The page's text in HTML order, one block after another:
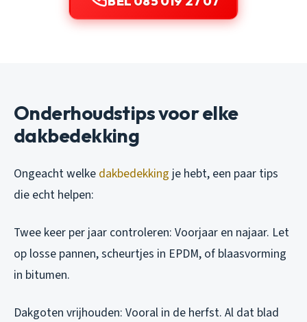
Onderhoudstips voor elke
dakbedekking
Ongeacht welke dakbedekking je hebt, een paar tips
die echt helpen:
Twee keer per jaar controleren: Voorjaar en najaar. Let
op losse pannen, scheurtjes in EPDM, of blaasvorming
in bitumen.
Dakgoten vrijhouden: Vooral in de herfst. Al dat blad